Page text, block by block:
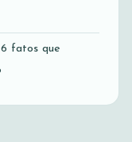
6 fatos que